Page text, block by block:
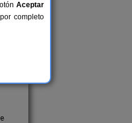
Aceptar
completo